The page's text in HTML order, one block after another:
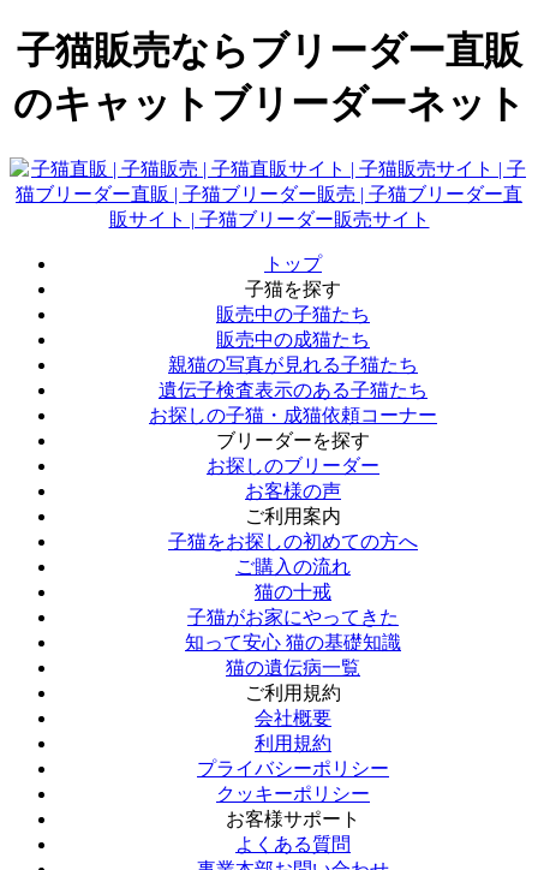
子猫販売ならブリーダー直販
のキャットブリーダーネット
トップ
子猫を探す
販売中の子猫たち
販売中の成猫たち
親猫の写真が見れる子猫たち
遺伝子検査表示のある子猫たち
お探しの子猫・成猫依頼コーナー
ブリーダーを探す
お探しのブリーダー
お客様の声
ご利用案内
子猫をお探しの初めての方へ
ご購入の流れ
猫の十戒
子猫がお家にやってきた
知って安心 猫の基礎知識
猫の遺伝病一覧
ご利用規約
会社概要
利用規約
プライバシーポリシー
クッキーポリシー
お客様サポート
よくある質問